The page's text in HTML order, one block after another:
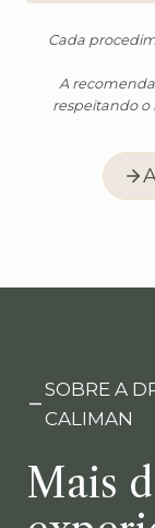
Cada
A
respeitando o
SOBRE A
CALIMAN
Mais